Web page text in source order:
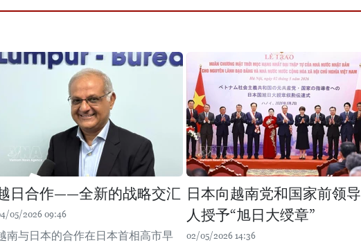
日合作——全新的战略交汇
05/2026 09:46
南与日本的合作在日本首相高市早
日本向越南党和国家前领导
人授予“旭日大绶章”
02/05/2026 14:36